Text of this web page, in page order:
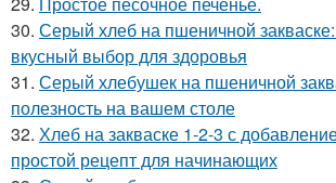
30. Серый хлеб на пшеничной
вкусный выбор для здоровья
31. Серый хлебушек на пшеничной
полезность на вашем столе
32. Хлеб на закваске 1-2-3 с
простой рецепт для начинающих